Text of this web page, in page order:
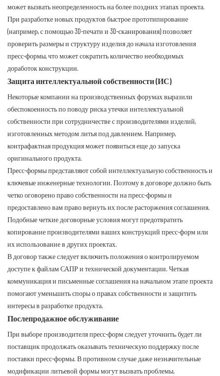
может вызвать неопределенность на более поздних этапах проекта.
При разработке новых продуктов быстрое прототипирование
(например, с помощью 3D-печати и 3D-сканирования) позволяет
проверить размеры и структуру изделия до начала изготовления
пресс-формы, что может сократить количество необходимых
доработок конструкции.
Защита интеллектуальной собственности (ИС)
Некоторые компании на производственных форумах выразили
обеспокоенность по поводу риска утечки интеллектуальной
собственности при сотрудничестве с производителями изделий,
изготовленных методом литья под давлением. Например,
контрафактная продукция может появиться еще до запуска
оригинального продукта.
Пресс-формы представляют собой интеллектуальную собственность и
ключевые инженерные технологии. Поэтому в договоре должно быть
четко оговорено право собственности на пресс-формы и
предоставлено вам право вернуть их после расторжения соглашения.
Подобные четкие договорные условия могут предотвратить
копирование производителями ваших конструкций пресс-форм или
их использование в других проектах.
В договор также следует включить положения о контролируемом
доступе к файлам САПР и технической документации. Четкая
коммуникация и письменные соглашения на начальном этапе проекта
помогают уменьшить споры о правах собственности и защитить
интересы в разработке продукта.
Послепродажное обслуживание
При выборе производителя пресс-форм следует уточнить, будет ли
поставщик продолжать оказывать техническую поддержку после
поставки пресс-формы. В противном случае даже незначительные
модификации литьевой формы могут вызвать проблемы.